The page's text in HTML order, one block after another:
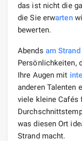
das ist nicht die
die Sie erwarten
bewerten.
Abends am Strand
Persönlichkeiten,
Ihre Augen mit
anderen Talenten
viele kleine Cafés
was diesen Ort
Strand macht.